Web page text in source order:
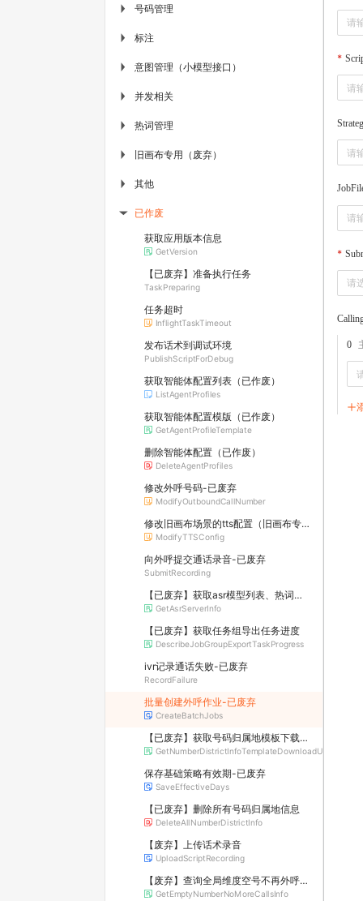
▶ 号码管理
▶ 标注
▶ 意图管理（小模型接口）
▶ 并发相关
▶ 热词管理
▶ 旧画布专用（废弃）
▶ 其他
▶ 已作废
获取应用版本信息
GetVersion
【已废弃】准备执行任务
TaskPreparing
任务超时
InflightTaskTimeout
发布话术到调试环境
PublishScriptForDebug
获取智能体配置列表（已作废）
ListAgentProfiles
获取智能体配置模版（已作废）
GetAgentProfileTemplate
删除智能体配置（已作废）
DeleteAgentProfiles
修改外呼号码-已废弃
ModifyOutboundCallNumber
修改旧画布场景的tts配置（旧画布专用，废弃）
ModifyTTSConfig
向外呼提交通话录音-已废弃
SubmitRecording
【已废弃】获取asr模型列表、热词列表等信息
GetAsrServerInfo
【已废弃】获取任务组导出任务进度
DescribeJobGroupExportTaskProgress
ivr记录通话失败-已废弃
RecordFailure
批量创建外呼作业-已废弃
CreateBatchJobs
【已废弃】获取号码归属地模板下载链接
GetNumberDistrictInfoTemplateDownloadUrl
保存基础策略有效期-已废弃
SaveEffectiveDays
【已废弃】删除所有号码归属地信息
DeleteAllNumberDistrictInfo
【废弃】上传话术录音
UploadScriptRecording
【废弃】查询全局维度空号不再外呼功能开关
GetEmptyNumberNoMoreCallsInfo
请
0